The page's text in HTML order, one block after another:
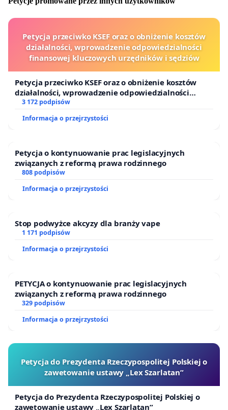
Petycja przeciwko KSEF oraz o obniżenie kosztów
działalności, wprowadzenie odpowiedzialności
finansowej kluczowych urzędników i sędziów
Petycja przeciwko KSEF oraz o obniżenie kosztów
działalności, wprowadzenie odpowiedzialności
finansowej kluczowych urzędników i sędziów
3 172 podpisów
Informacja o przejrzystości
Petycja o kontynuowanie prac legislacyjnych
związanych z reformą prawa rodzinnego
808 podpisów
Informacja o przejrzystości
Stop podwyżce akcyzy dla branży vape
1 171 podpisów
Informacja o przejrzystości
PETYCJA o kontynuowanie prac legislacyjnych
związanych z reformą prawa rodzinnego
329 podpisów
Informacja o przejrzystości
Petycja do Prezydenta Rzeczypospolitej Polskiej o
zawetowanie ustawy „Lex Szarlatan”
Petycja do Prezydenta Rzeczypospolitej Polskiej o
zawetowanie ustawy „Lex Szarlatan”